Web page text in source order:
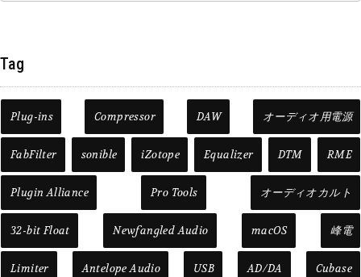
Tag
Plug-ins Compressor DAW オーディオ用電源
FabFilter sonible iZotope Equalizer DTM RME
Plugin Alliance Pro Tools オーディオカルト
32-bit Float Newfangled Audio macOS 峰電
Limiter Antelope Audio USB AD/DA Cubase